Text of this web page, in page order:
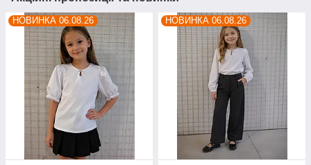
НОВИНКА 06.08.26 НОВИНКА 06.08.26